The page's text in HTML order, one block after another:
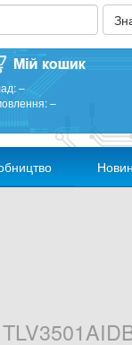
–
–